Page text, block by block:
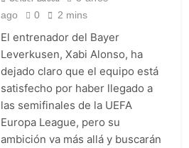
ago
0 2 mins
El entrenador del Bayer
Leverkusen, Xabi Alonso, ha
dejado claro que el equipo está
satisfecho por haber llegado a
las semifinales de la UEFA
Europa League, pero su
ambición va más allá y buscarán